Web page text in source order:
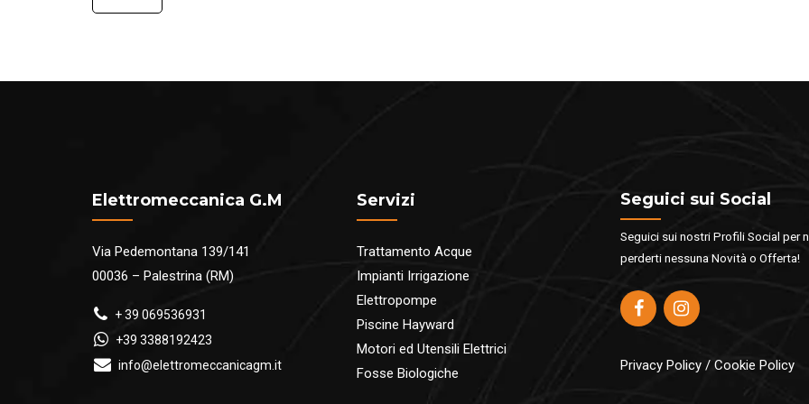
Elettromeccanica G.M
Via Pedemontana 139/141
00036 – Palestrina (RM)
+ 39 069536931
+39 3388192423
info@elettromeccanicagm.it
Servizi
Trattamento Acque
Impianti Irrigazione
Elettropompe
Piscine Hayward
Motori ed Utensili Elettrici
Fosse Biologiche
Seguici sui Social
Seguici sui nostri Profili Social per
perderti nessuna Novità o Offerta!
Privacy Policy / Cookie Policy